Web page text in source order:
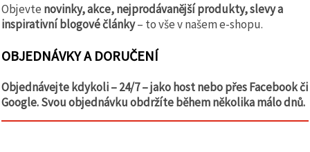
Objevte novinky, akce, nejprodávanější produkty, slevy a
inspirativní blogové články– to vše v našem e-shopu.
OBJEDNÁVKY A DORUČENÍ
Objednávejte kdykoli – 24/7 – jako host nebo přes Facebook či
Google. Svou objednávku obdržíte během několika málo dnů.